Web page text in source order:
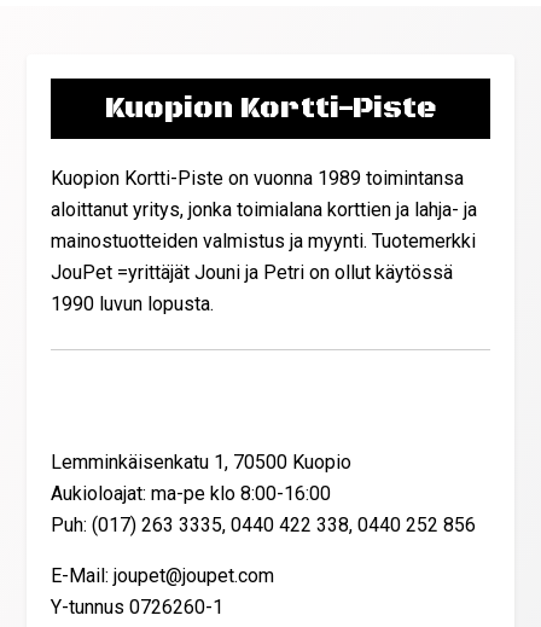
Kuopion Kortti-Piste
Kuopion Kortti-Piste on vuonna 1989 toimintansa
aloittanut yritys, jonka toimialana korttien ja lahja- ja
mainostuotteiden valmistus ja myynti. Tuotemerkki
JouPet =yrittäjät Jouni ja Petri on ollut käytössä
1990 luvun lopusta.
Lemminkäisenkatu 1, 70500 Kuopio
Aukioloajat: ma-pe klo 8:00-16:00
Puh: (017) 263 3335, 0440 422 338, 0440 252 856
E-Mail: joupet@joupet.com
Y-tunnus 0726260-1